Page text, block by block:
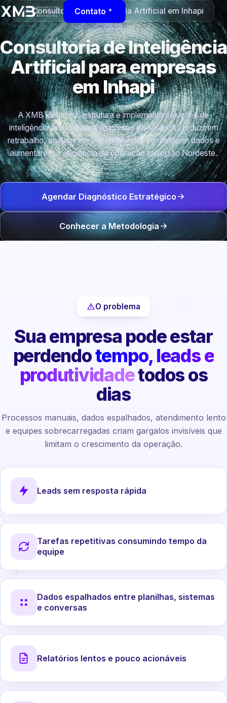
Contato
Consultoria de Inteligência Artificial em Inhapi
Consultoria de Inteligência
Artificial para empresas
em Inhapi
A XMB identifica, estrutura e implementa soluções de
inteligência artificial para empresas de Inhapi/AL reduzirem
retrabalho, acelerarem o atendimento, conectarem dados e
aumentarem a eficiência da operação na região Nordeste.
Agendar Diagnóstico Estratégico
Conhecer a Metodologia
O problema
Sua empresa pode estar
perdendotempo, leads e
produtividadetodos os
dias
Processos manuais, dados espalhados, atendimento lento
e equipes sobrecarregadas criam gargalos invisíveis que
limitam o crescimento da operação.
Leads sem resposta rápida
Tarefas repetitivas consumindo tempo da
equipe
Dados espalhados entre planilhas, sistemas
e conversas
Relatórios lentos e pouco acionáveis